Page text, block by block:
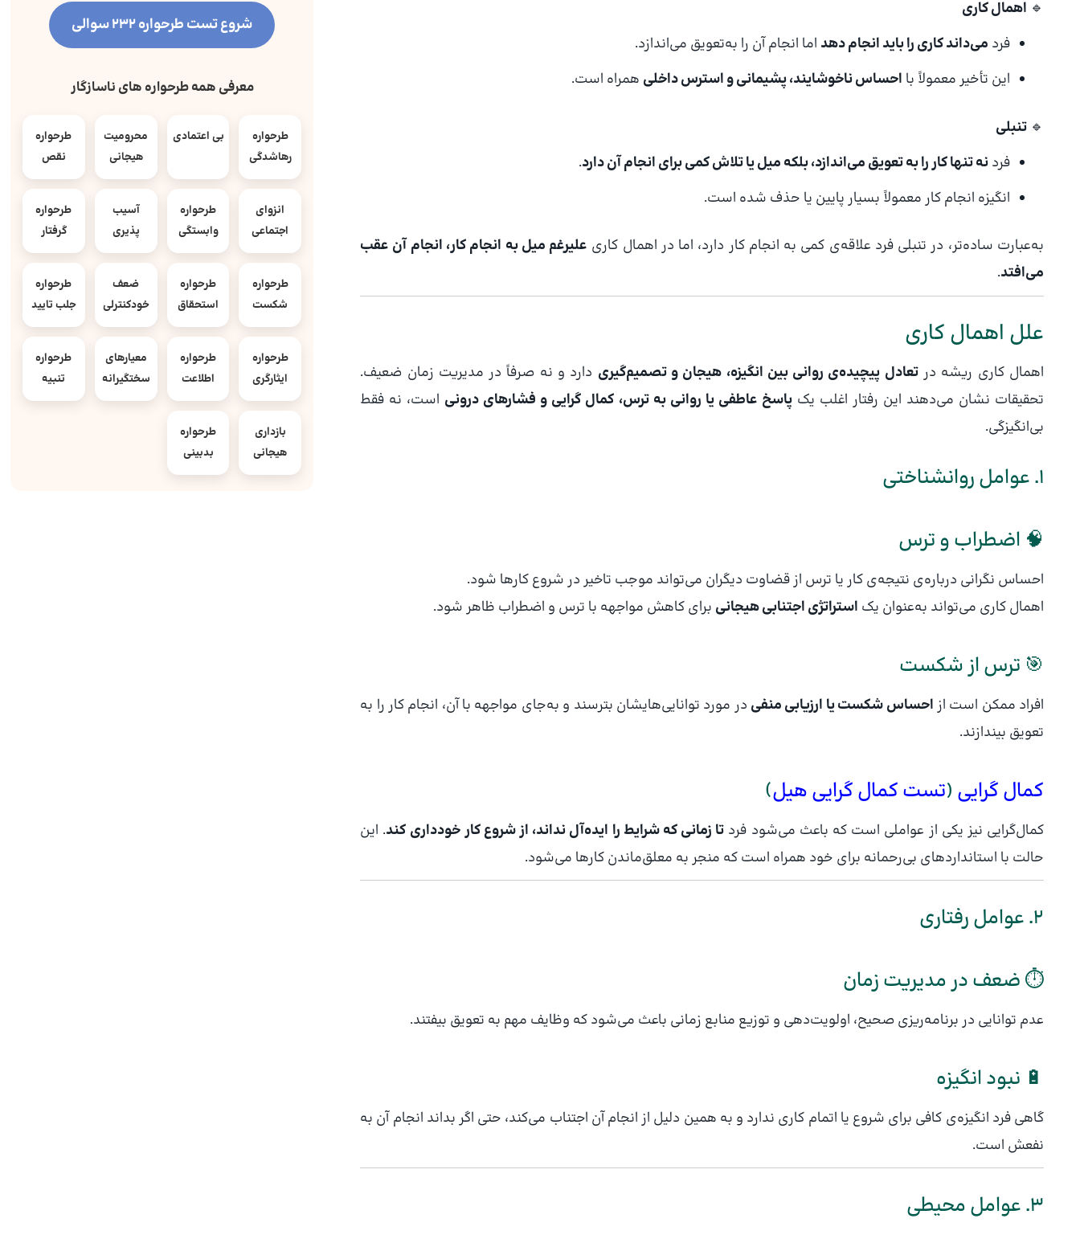
🔹 اهمال کاری
فرد می‌داند کاری را باید انجام دهد اما انجام آن را به‌تعویق می‌اندازد.
این تأخیر معمولاً با احساس ناخوشایند، پشیمانی و استرس داخلی همراه است.
🔹 تنبلی
فردنه تنها کار را به تعویق می‌اندازد، بلکه میل یا تلاش کمی برای انجام آن دارد.
انگیزه انجام کار معمولاً بسیار پایین یا حذف شده است.
به‌عبارت ساده‌تر، در تنبلی فرد علاقه‌ی کمی به انجام کار دارد، اما در اهمال کاری علیرغم میل به انجام کار، انجام آن عقب
می‌افتد.
علل اهمال کاری
اهمال کاری ریشه درتعادل پیچیده‌ی روانی بین انگیزه، هیجان و تصمیم‌گیری دارد و نه صرفاً در مدیریت زمان ضعیف.
تحقیقات نشان می‌دهند این رفتار اغلب یکپاسخ عاطفی یا روانی به ترس، کمال‌ گرایی و فشارهای درونی است، نه فقط
بی‌انگیزگی.
1. عوامل روانشناختی
🧠 اضطراب و ترس
احساس نگرانی درباره‌ی نتیجه‌ی کار یا ترس از قضاوت دیگران می‌تواند موجب تاخیر در شروع کارها شود.
اهمال کاری می‌تواند به‌عنوان یک استراتژی اجتنابی هیجانی برای کاهش مواجهه با ترس و اضطراب ظاهر شود.
🎯 ترس از شکست
افراد ممکن است از احساس شکست یا ارزیابی منفی در مورد توانایی‌هایشان بترسند و به‌جای مواجهه با آن، انجام کار را به
تعویق بیندازند.
کمال‌ گرایی (تست کمال گرایی هیل)
کمال‌گرایی نیز یکی از عواملی است که باعث می‌شود فرد تا زمانی که شرایط را ایده‌آل نداند، از شروع کار خودداری کند. این
حالت با استانداردهای بی‌رحمانه برای خود همراه است که منجر به معلق‌ماندن کارها می‌شود.
2. عوامل رفتاری
⏱️ ضعف در مدیریت زمان
عدم توانایی در برنامه‌ریزی صحیح، اولویت‌دهی و توزیع منابع زمانی باعث می‌شود که وظایف مهم به تعویق بیفتند.
🔋 نبود انگیزه
گاهی فرد انگیزه‌ی کافی برای شروع یا اتمام کاری ندارد و به همین دلیل از انجام آن اجتناب می‌کند، حتی اگر بداند انجام آن به
نفعش است.
3. عوامل محیطی
شروع تست طرحواره 232 سوالی
معرفی همه طرحواره های ناسازگار
طرحواره
رهاشدگی
بی اعتمادی
محرومیت
هیجانی
طرحواره
نقص
انزوای
اجتماعی
طرحواره
وابستگی
آسیب
پذیری
طرحواره
گرفتار
طرحواره
شکست
طرحواره
استحقاق
ضعف
خودکنترلی
طرحواره
جلب تایید
طرحواره
ایثارگری
طرحواره
اطلاعت
معیارهای
سختگیرانه
طرحواره
تنبیه
بازداری
هیجانی
طرحواره
بدبینی